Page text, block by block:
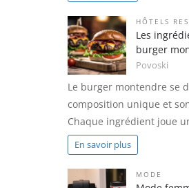
HÔTELS
Les
burger
Povoski
Le burger montendre se
composition unique et
Chaque ingrédient joue
En savoir plus
MODE